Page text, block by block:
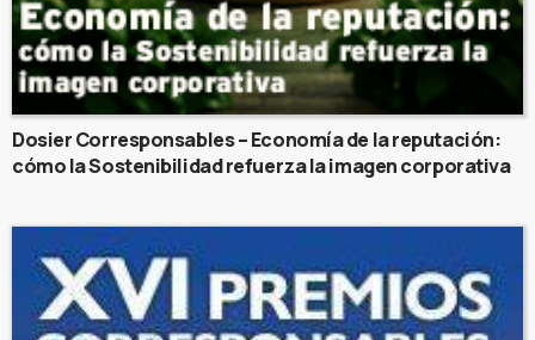
Dosier Corresponsables – Economía de la reputación:
cómo la Sostenibilidad refuerza la imagen corporativa